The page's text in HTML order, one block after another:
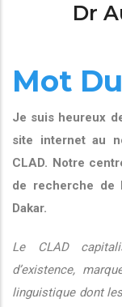
Dr
Mot
Je suis heureux
site internet au
CLAD. Notre
de recherche de
Dakar.
Le CLAD
d’existence,
linguistique dont